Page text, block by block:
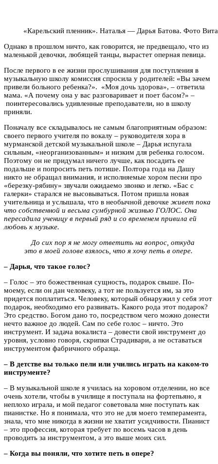
«Карельский пленник». Наталья — Дарья Батова. Фото
Однако в прошлом ничто, как говорится, не предвещало, что из
маленькой девочки, любящей танцы, вырастет оперная певица.
После первого в ее жизни прослушивания для поступления в
музыкальную школу комиссия спросила у родителей: «Вы зачем
привели больного ребенка?». «Моя дочь здорова», – ответила
мама. «А почему она у вас разговаривает и поет басом?» –
поинтересовались удивленные преподаватели, но в школу
приняли.
Поначалу все складывалось не самым благоприятным образом:
своего первого учителя по вокалу – руководителя хора в
мурманской детской музыкальной школе – Дарья испугала
сильным, «неорганизованным» и низким для ребенка голосом.
Поэтому он не придумал ничего лучше, как посадить ее
подальше и попросить петь потише. Полтора года на Дашу
никто не обращал внимания, и исполняемые хором песни про
«березку-рябину» звучали ожидаемо звонко и легко. «Бас с
галерки» старался не высовываться. Потом пришла новая
учительница и услышала, что в необычной девочке живет пока
что собственной и весьма сумбурной жизнью ГОЛОС. Она
пересадила ученицу в первый ряд и со временем привила ей
любовь к музыке.
До сих пор я не могу ответить на вопрос, откуда
это в моей голове взялось, что я хочу петь в опере.
– Дарья, что такое голос?
– Голос – это божественная сущность, подарок свыше. По-
моему, если он дан человеку, а тот не пользуется им, за это
придется поплатиться. Человеку, который обнаружил у себя этот
подарок, необходимо его развивать. Какого рода этот подарок?
Это средство. Богом дано то, посредством чего можно донести
нечто важное до людей. Сам по себе голос – ничто. Это
инструмент. И задача вокалиста – довести свой инструмент до
уровня, условно говоря, скрипки Страдивари, а не оставаться
инструментом фабричного образца.
– В детстве вы только пели или учились играть на каком-то
инструменте?
– В музыкальной школе я училась на хоровом отделении, но все
очень хотели, чтобы в училище я поступала на фортепьяно, я
неплохо играла, и мой педагог советовала мне поступать как
пианистке. Но я понимала, что это не для моего темперамента,
знала, что мне никогда в жизни не хватит усидчивости. Пианист
– это профессия, которая требует по восемь часов в день
проводить за инструментом, а это выше моих сил.
– Когда вы поняли, что хотите петь в опере?